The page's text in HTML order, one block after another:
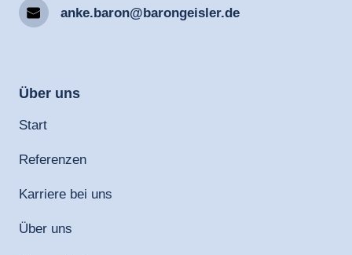
anke.baron@barongeisler.de
Über uns
Start
Referenzen
Karriere bei uns
Über uns